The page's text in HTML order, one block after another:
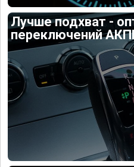
Лучше подхват -
переключений